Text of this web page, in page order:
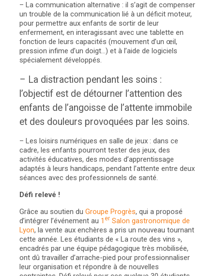
– La communication alternative : il s’agit de compenser
un trouble de la communication lié à un déficit moteur,
pour permettre aux enfants de sortir de leur
enfermement, en interagissant avec une tablette en
fonction de leurs capacités (mouvement d’un œil,
pression infime d’un doigt…) et à l’aide de logiciels
spécialement développés.
– La distraction pendant les soins :
l’objectif est de détourner l’attention des
enfants de l’angoisse de l’attente immobile
et des douleurs provoquées par les soins.
– Les loisirs numériques en salle de jeux : dans ce
cadre, les enfants pourront tester des jeux, des
activités éducatives, des modes d’apprentissage
adaptés à leurs handicaps, pendant l’attente entre deux
séances avec des professionnels de santé.
Défi relevé !
Grâce au soutien du Groupe Progrès, qui a proposé
d’intégrer l’événement au 1 er Salon gastronomique de
Lyon, la vente aux enchères a pris un nouveau tournant
cette année. Les étudiants de « La route des vins »,
encadrés par une équipe pédagogique très mobilisée,
ont dû travailler d’arrache-pied pour professionnaliser
leur organisation et répondre à de nouvelles